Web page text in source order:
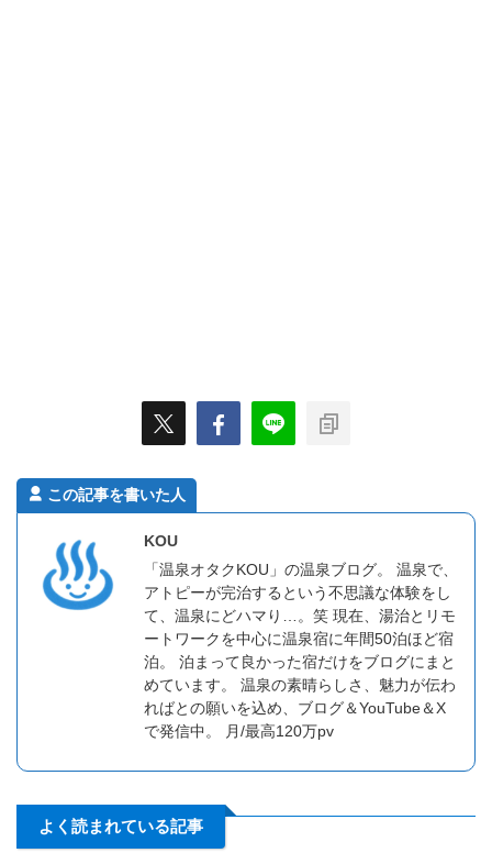
この記事を書いた人
KOU
「温泉オタクKOU」の温泉ブログ。 温泉で、
アトピーが完治するという不思議な体験をし
て、温泉にどハマり…。笑 現在、湯治とリモ
ートワークを中心に温泉宿に年間50泊ほど宿
泊。 泊まって良かった宿だけをブログにまと
めています。 温泉の素晴らしさ、魅力が伝わ
ればとの願いを込め、ブログ＆YouTube＆X
で発信中。 月/最高120万pv
よく読まれている記事